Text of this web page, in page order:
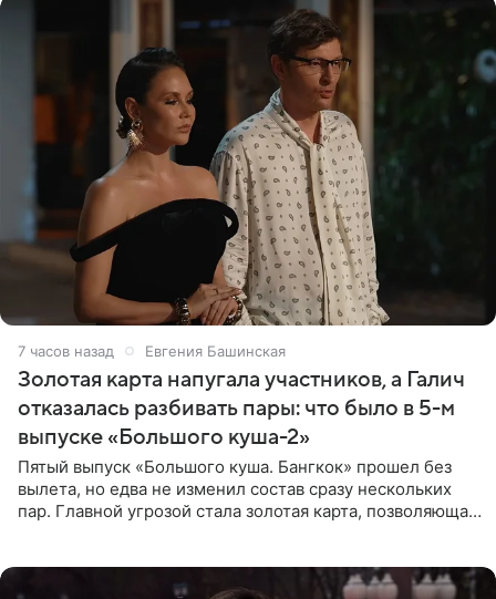
7 часов назад Евгения Башинская
Золотая карта напугала участников, а Галич
отказалась разбивать пары: что было в 5-м
выпуске «Большого куша-2»
Пятый выпуск «Большого куша. Бангкок» прошел без
вылета, но едва не изменил состав сразу нескольких
пар. Главной угрозой стала золотая карта, позволяющая